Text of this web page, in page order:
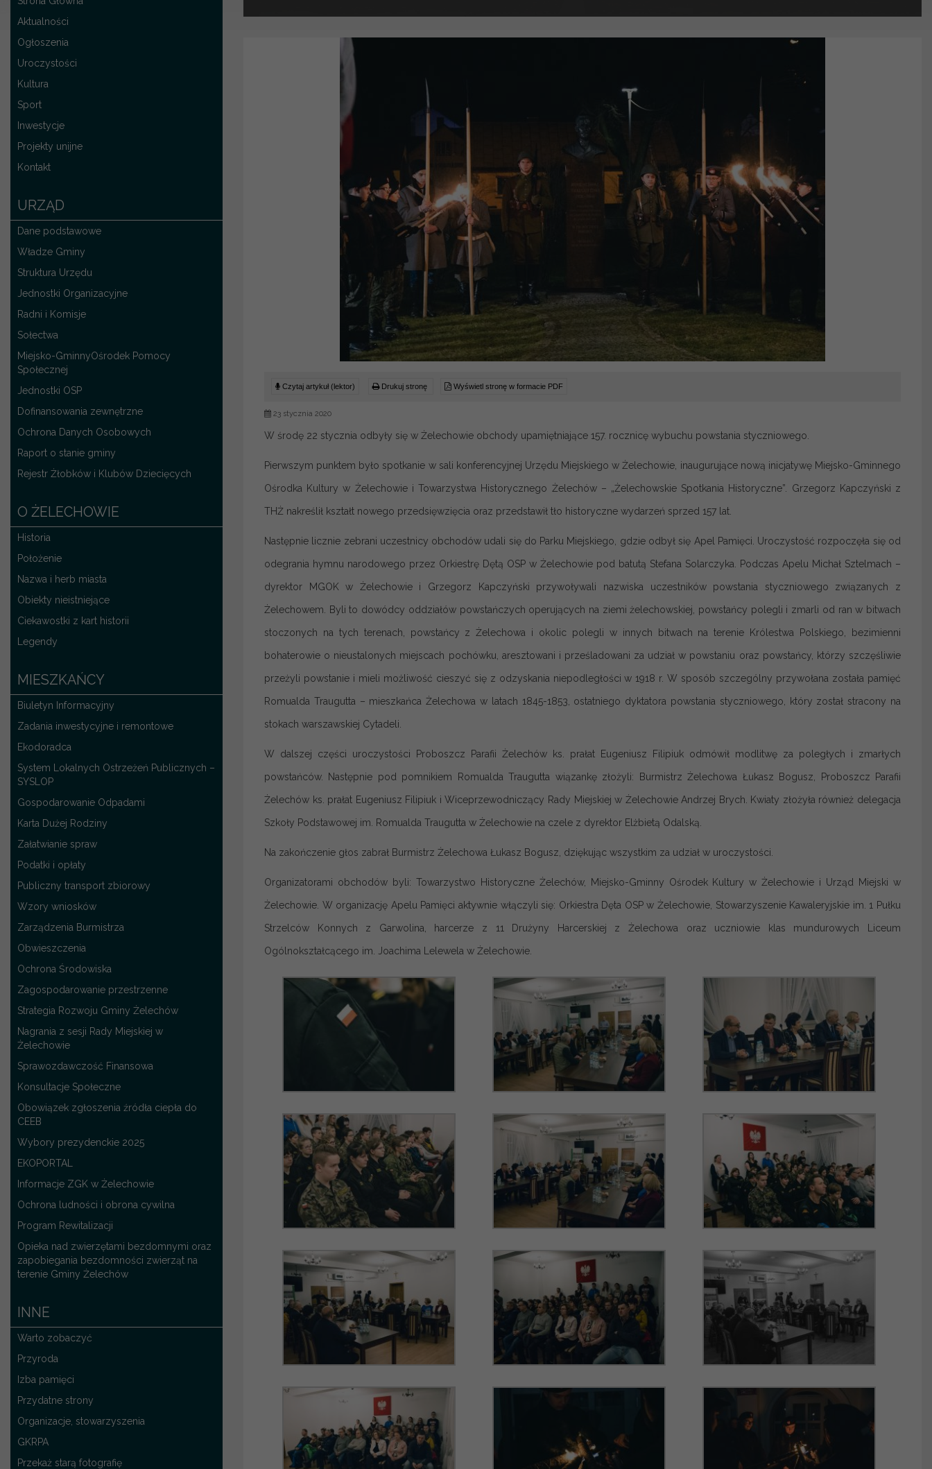
Aktualności
Ogłoszenia
Uroczystości
Kultura
Sport
Inwestycje
Projekty unijne
Kontakt
URZĄD
Dane podstawowe
Władze Gminy
Struktura Urzędu
Jednostki Organizacyjne
Radni i Komisje
Sołectwa
Miejsko-GminnyOśrodek Pomocy
Społecznej
Jednostki OSP
Dofinansowania zewnętrzne
Ochrona Danych Osobowych
Raport o stanie gminy
Rejestr Żłobków i Klubów Dziecięcych
O ŻELECHOWIE
Historia
Położenie
Nazwa i herb miasta
Obiekty nieistniejące
Ciekawostki z kart historii
Legendy
MIESZKAŃCY
Biuletyn Informacyjny
Zadania inwestycyjne i remontowe
Ekodoradca
System Lokalnych Ostrzeżeń Publicznych –
SYSLOP
Gospodarowanie Odpadami
Karta Dużej Rodziny
Załatwianie spraw
Podatki i opłaty
Publiczny transport zbiorowy
Wzory wniosków
Zarządzenia Burmistrza
Obwieszczenia
Ochrona Środowiska
Zagospodarowanie przestrzenne
Strategia Rozwoju Gminy Żelechów
Nagrania z sesji Rady Miejskiej w
Żelechowie
Sprawozdawczość Finansowa
Konsultacje Społeczne
Obowiązek zgłoszenia źródła ciepła do
CEEB
Wybory prezydenckie 2025
EKOPORTAL
Informacje ZGK w Żelechowie
Ochrona ludności i obrona cywilna
Program Rewitalizacji
Opieka nad zwierzętami bezdomnymi oraz
zapobiegania bezdomności zwierząt na
terenie Gminy Żelechów
INNE
Warto zobaczyć
Przyroda
Izba pamięci
Przydatne strony
Organizacje, stowarzyszenia
GKRPA
Przekaż starą fotografię
Czytaj artykuł (lektor) Drukuj stronę Wyświetl stronę w formacie PDF
23 stycznia 2020
W środę 22 stycznia odbyły się w Żelechowie obchody upamiętniające 157. rocznicę wybuchu powstania styczniowego.
Pierwszym punktem było spotkanie w sali konferencyjnej Urzędu Miejskiego w Żelechowie, inaugurujące nową inicjatywę Miejsko-Gminnego
Ośrodka Kultury w Żelechowie i Towarzystwa Historycznego Żelechów – „Żelechowskie Spotkania Historyczne”. Grzegorz Kapczyński z
THŻ nakreślił kształt nowego przedsięwzięcia oraz przedstawił tło historyczne wydarzeń sprzed 157 lat.
Następnie licznie zebrani uczestnicy obchodów udali się do Parku Miejskiego, gdzie odbył się Apel Pamięci. Uroczystość rozpoczęła się od
odegrania hymnu narodowego przez Orkiestrę Dętą OSP w Żelechowie pod batutą Stefana Solarczyka. Podczas Apelu Michał Sztelmach –
dyrektor MGOK w Żelechowie i Grzegorz Kapczyński przywoływali nazwiska uczestników powstania styczniowego związanych z
Żelechowem. Byli to dowódcy oddziałów powstańczych operujących na ziemi żelechowskiej, powstańcy polegli i zmarli od ran w bitwach
stoczonych na tych terenach, powstańcy z Żelechowa i okolic polegli w innych bitwach na terenie Królestwa Polskiego, bezimienni
bohaterowie o nieustalonych miejscach pochówku, aresztowani i prześladowani za udział w powstaniu oraz powstańcy, którzy szczęśliwie
przeżyli powstanie i mieli możliwość cieszyć się z odzyskania niepodległości w 1918 r. W sposób szczególny przywołana została pamięć
Romualda Traugutta – mieszkańca Żelechowa w latach 1845-1853, ostatniego dyktatora powstania styczniowego, który został stracony na
stokach warszawskiej Cytadeli.
W dalszej części uroczystości Proboszcz Parafii Żelechów ks. prałat Eugeniusz Filipiuk odmówił modlitwę za poległych i zmarłych
powstańców. Następnie pod pomnikiem Romualda Traugutta wiązankę złożyli: Burmistrz Żelechowa Łukasz Bogusz, Proboszcz Parafii
Żelechów ks. prałat Eugeniusz Filipiuk i Wiceprzewodniczący Rady Miejskiej w Żelechowie Andrzej Brych. Kwiaty złożyła również delegacja
Szkoły Podstawowej im. Romualda Traugutta w Żelechowie na czele z dyrektor Elżbietą Odalską.
Na zakończenie głos zabrał Burmistrz Żelechowa Łukasz Bogusz, dziękując wszystkim za udział w uroczystości.
Organizatorami obchodów byli: Towarzystwo Historyczne Żelechów, Miejsko-Gminny Ośrodek Kultury w Żelechowie i Urząd Miejski w
Żelechowie. W organizację Apelu Pamięci aktywnie włączyli się: Orkiestra Dęta OSP w Żelechowie, Stowarzyszenie Kawaleryjskie im. 1 Pułku
Strzelców Konnych z Garwolina, harcerze z 11 Drużyny Harcerskiej z Żelechowa oraz uczniowie klas mundurowych Liceum
Ogólnokształcącego im. Joachima Lelewela w Żelechowie.